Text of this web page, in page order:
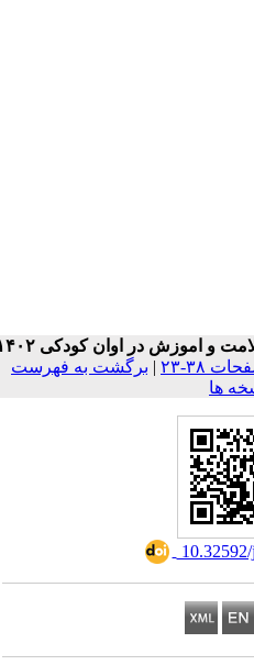
دوره ۴، شماره ۱ - ( فصلنامه سلامت و اموزش در اوان کودکی ۱۴۰۲
|برگشت به فهرست
ها